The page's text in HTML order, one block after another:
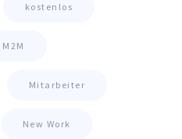
kostenlos
M2M
Mitarbeiter
New Work